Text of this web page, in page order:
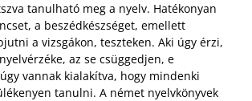
tanulható meg a nyelv. Hatékonyan
a beszédkészséget, emellett
a vizsgákon, teszteken. Aki úgy érzi,
az se csüggedjen, e
vannak kialakítva, hogy mindenki
tanulni. A német nyelvkönyvek